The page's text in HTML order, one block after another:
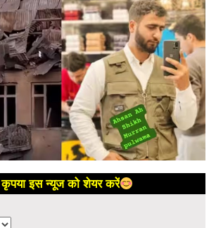
कृपया इस न्यूज को शेयर करें